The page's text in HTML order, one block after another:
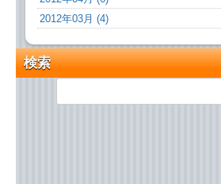
2012年03月 (4)
検索